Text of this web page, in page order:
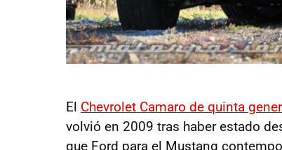
El Chevrolet Camaro de quinta
volvió en 2009 tras haber estado
que Ford para el Mustang